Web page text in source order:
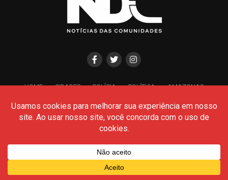
HOME CIDADES POLÍCIA POLÍTICA
AMAZONAS